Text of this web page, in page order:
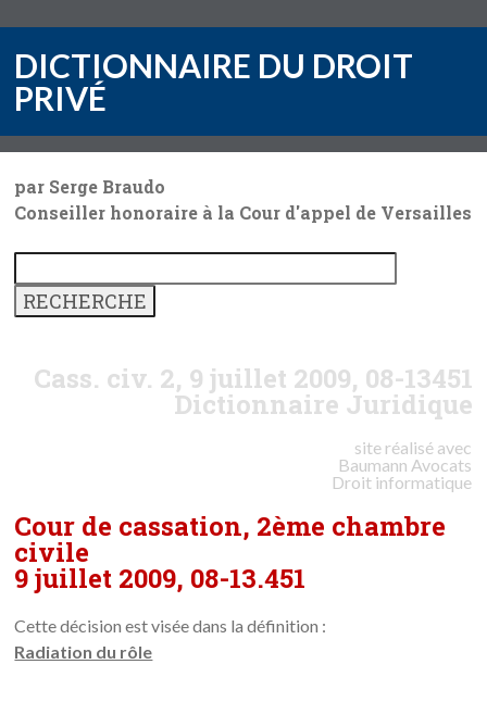
DICTIONNAIRE DU DROIT
PRIVÉ
par Serge Braudo
Conseiller honoraire à la Cour d'appel de Versailles
Cass. civ. 2, 9 juillet 2009, 08-13451
Dictionnaire Juridique
site réalisé avec
Baumann Avocats
Droit informatique
Cour de cassation, 2ème chambre
civile
9 juillet 2009, 08-13.451
Cette décision est visée dans la définition :
Radiation du rôle